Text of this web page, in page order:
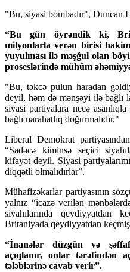
"Bu, siyasi bombadır", Duncan
“Bu gün öyrəndik ki,
milyonlarla verən birisi
yuyulması ilə məşğul olan
proseslərində mühüm
"Bu, təkcə pulun haradan
deyil, həm də mənşəyi ilə bağlı
siyasi partiyalara necə
bağlı narahatlıq doğurmalıdır."
Liberal Demokrat
“Sadəcə kiminsə seçici
kifayət deyil. Siyasi
diqqətli olmalıdırlar”.
Mühafizəkarlar partiyasının
yalnız “icazə verilən
siyahılarında qeydiyyatdan
Britaniyada qeydiyyatdan
“İnanələr düzgün və
açıqlanır, onlar tərəfindən
tələblərinə cavab verir”.